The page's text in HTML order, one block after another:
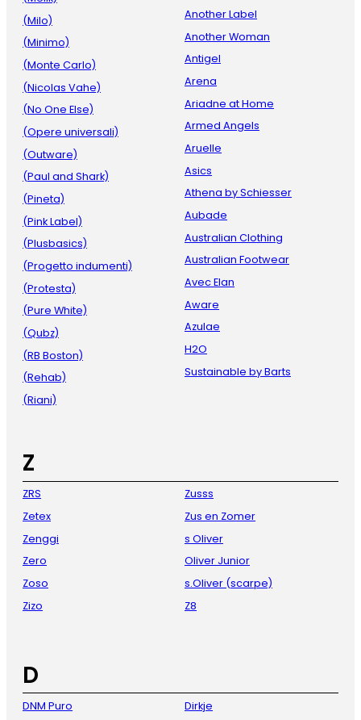
(Milo)
(Minimo)
(Monte Carlo)
(Nicolas Vahe)
(No One Else)
(Opere universali)
(Outware)
(Paul and Shark)
(Pineta)
(Pink Label)
(Plusbasics)
(Progetto indumenti)
(Protesta)
(Pure White)
(Qubz)
(RB Boston)
(Rehab)
(Riani)
Another Label
Another Woman
Antigel
Arena
Ariadne at Home
Armed Angels
Aruelle
Asics
Athena by Schiesser
Aubade
Australian Clothing
Australian Footwear
Avec Elan
Aware
Azulae
H2O
Sustainable by Barts
Z
ZRS
Zetex
Zenggi
Zero
Zoso
Zizo
Zusss
Zus en Zomer
s Oliver
Oliver Junior
s.Oliver (scarpe)
Z8
D
DNM Puro
Dirkje